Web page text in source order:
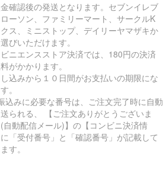
確認後の発送となります。セブンイレブ
ーソン、ファミリーマート、サークルK
ス、ミニストップ、デイリーヤマザキか
びいただけます。
ニエンスストア決済では、180円の決済
がかかります。
込みから１０日間がお支払いの期限にな
。
込みに必要な番号は、ご注文完了時に自動
られる、 【ご注文ありがとうございま
自動配信メール)】の【コンビニ決済情
「受付番号」と「確認番号」が記載して
す。